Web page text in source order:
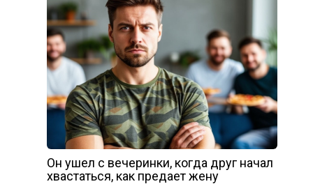
Он ушел с вечеринки, когда друг начал
хвастаться, как предает жену